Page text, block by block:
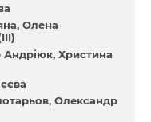
Олена
Христина
Олександр